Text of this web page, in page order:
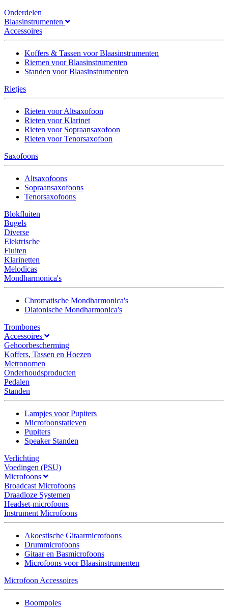
Onderdelen
Blaasinstrumenten
Accessoires
Koffers & Tassen voor Blaasinstrumenten
Riemen voor Blaasinstrumenten
Standen voor Blaasinstrumenten
Rietjes
Rieten voor Altsaxofoon
Rieten voor Klarinet
Rieten voor Sopraansaxofoon
Rieten voor Tenorsaxofoon
Saxofoons
Altsaxofoons
Sopraansaxofoons
Tenorsaxofoons
Blokfluiten
Bugels
Diverse
Elektrische
Fluiten
Klarinetten
Melodicas
Mondharmonica's
Chromatische Mondharmonica's
Diatonische Mondharmonica's
Trombones
Accessoires
Gehoorbescherming
Koffers, Tassen en Hoezen
Metronomen
Onderhoudsproducten
Pedalen
Standen
Lampjes voor Pupiters
Microfoonstatieven
Pupiters
Speaker Standen
Verlichting
Voedingen (PSU)
Microfoons
Broadcast Microfoons
Draadloze Systemen
Headset-microfoons
Instrument Microfoons
Akoestische Gitaarmicrofoons
Drummicrofoons
Gitaar en Basmicrofoons
Microfoons voor Blaasinstrumenten
Microfoon Accessoires
Boompoles